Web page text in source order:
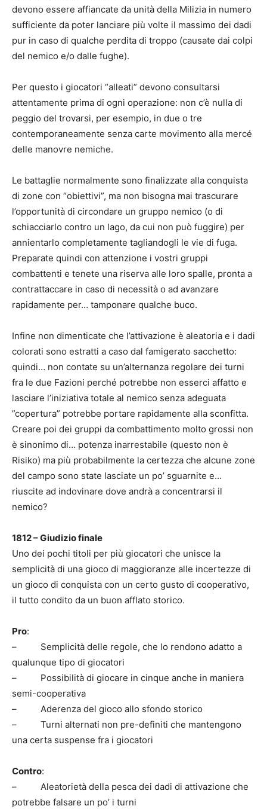
devono essere affiancate da unità della Milizia in numero
sufficiente da poter lanciare più volte il massimo dei dadi
pur in caso di qualche perdita di troppo (causate dai colpi
del nemico e/o dalle fughe).
Per questo i giocatori “alleati” devono consultarsi
attentamente prima di ogni operazione: non c’è nulla di
peggio del trovarsi, per esempio, in due o tre
contemporaneamente senza carte movimento alla mercé
delle manovre nemiche.
Le battaglie normalmente sono finalizzate alla conquista
di zone con “obiettivi”, ma non bisogna mai trascurare
l’opportunità di circondare un gruppo nemico (o di
schiacciarlo contro un lago, da cui non può fuggire) per
annientarlo completamente tagliandogli le vie di fuga.
Preparate quindi con attenzione i vostri gruppi
combattenti e tenete una riserva alle loro spalle, pronta a
contrattaccare in caso di necessità o ad avanzare
rapidamente per… tamponare qualche buco.
Infine non dimenticate che l’attivazione è aleatoria e i dadi
colorati sono estratti a caso dal famigerato sacchetto:
quindi… non contate su un’alternanza regolare dei turni
fra le due Fazioni perché potrebbe non esserci affatto e
lasciare l’iniziativa totale al nemico senza adeguata
”copertura” potrebbe portare rapidamente alla sconfitta.
Creare poi dei gruppi da combattimento molto grossi non
è sinonimo di… potenza inarrestabile (questo non è
Risiko) ma più probabilmente la certezza che alcune zone
del campo sono state lasciate un po’ sguarnite e…
riuscite ad indovinare dove andrà a concentrarsi il
nemico?
1812 – Giudizio finale
Uno dei pochi titoli per più giocatori che unisce la
semplicità di una gioco di maggioranze alle incertezze di
un gioco di conquista con un certo gusto di cooperativo,
il tutto condito da un buon afflato storico.
Pro:
– Semplicità delle regole, che lo rendono adatto a
qualunque tipo di giocatori
– Possibilità di giocare in cinque anche in maniera
semi-cooperativa
– Aderenza del gioco allo sfondo storico
– Turni alternati non pre-definiti che mantengono
una certa suspense fra i giocatori
Contro:
– Aleatorietà della pesca dei dadi di attivazione che
potrebbe falsare un po’ i turni